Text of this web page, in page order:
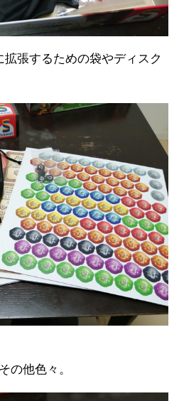
張するための袋やディスク
の他色々。